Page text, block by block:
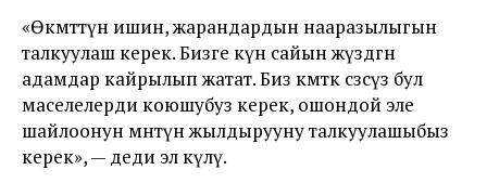
«Өкмөттүн ишин, жарандардын нааразылыгын
талкуулаш керек. Бизге күн сайын жүздөгөн
адамдар кайрылып жатат. Биз өкмөткө сөзсүз бул
маселелерди коюшубуз керек, ошондой эле
шайлоонун мөөнөтүн жылдырууну талкуулашыбыз
керек», — деди эл өкүлү.